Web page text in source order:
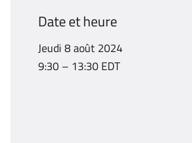
Date et heure
Jeudi 8 août 2024
9:30 – 13:30 EDT